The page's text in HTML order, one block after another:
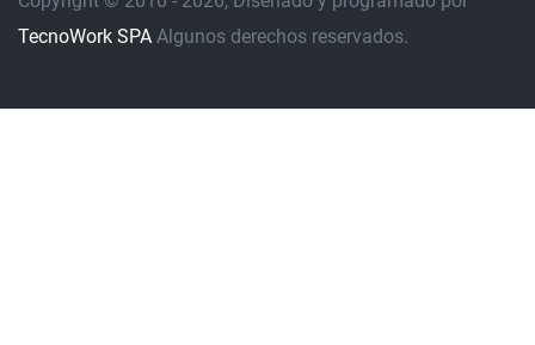
TecnoWork SPA Algunos derechos reservados.